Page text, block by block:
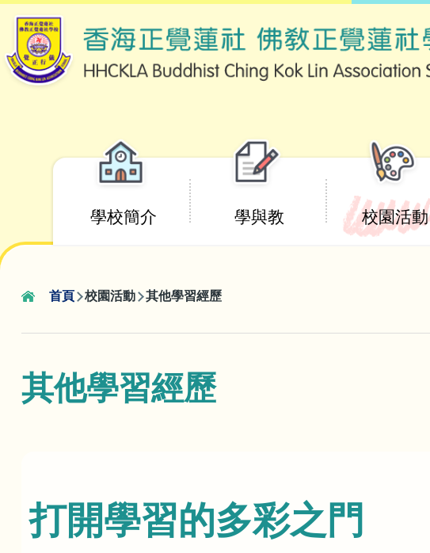
navigation
學校簡介 學與教 校園活動
導
首頁 校園活動 其他學習經歷
其他學習經歷
打開學習的多彩之門